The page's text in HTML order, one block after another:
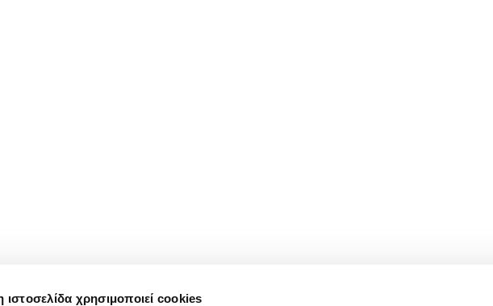
ιστοσελίδα χρησιμοποιεί cookies